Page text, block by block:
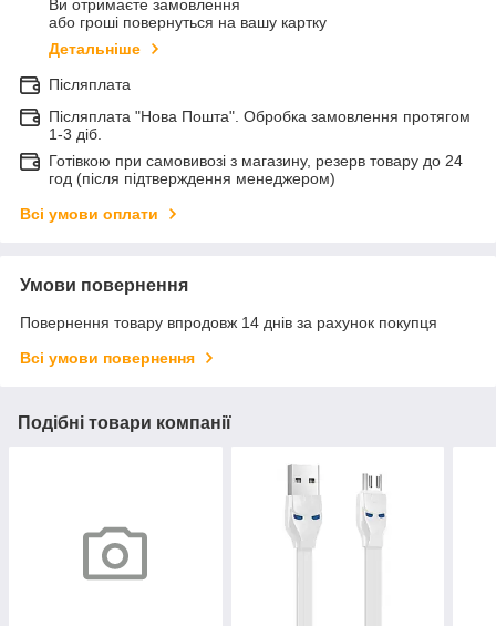
Ви отримаєте замовлення
або гроші повернуться на вашу картку
Детальніше
Післяплата
Післяплата "Нова Пошта". Обробка замовлення протягом
1-3 діб.
Готівкою при самовивозі з магазину, резерв товару до 24
год (після підтверждення менеджером)
Всі умови оплати
Умови повернення
Повернення товару впродовж 14 днів за рахунок покупця
Всі умови повернення
Подібні товари компанії